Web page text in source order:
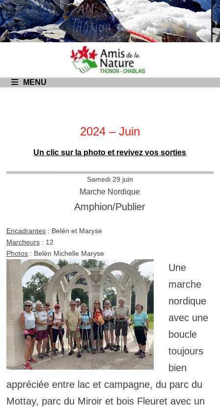
Passer
MENU
2024 – Juin
Un clic sur la photo et revivez vos sorties
Samedi 29 juin
Marche Nordique
Amphion/Publier
Encadrantes: Belén et Maryse
Marcheurs: 12
Photos: Belèn Michelle Maryse
Une
marche
nordique
avec une
boucle
toujours
bien
appréciée entre lac et campagne, du parc du
Mottay, parc du Miroir et bois Fleuret avec un